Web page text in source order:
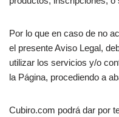
Por lo que en caso de no
el presente Aviso Legal,
utilizar los servicios y/o
la Página, procediendo a
Cubiro.com podrá dar por